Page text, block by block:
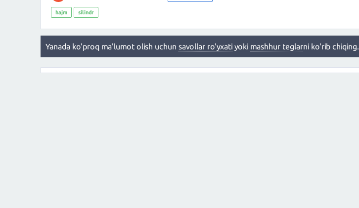
hajm silindr
Yanada ko'proq ma'lumot olish uchun savollar ro'yxati yoki mashhur teglarni ko'rib chiqing.